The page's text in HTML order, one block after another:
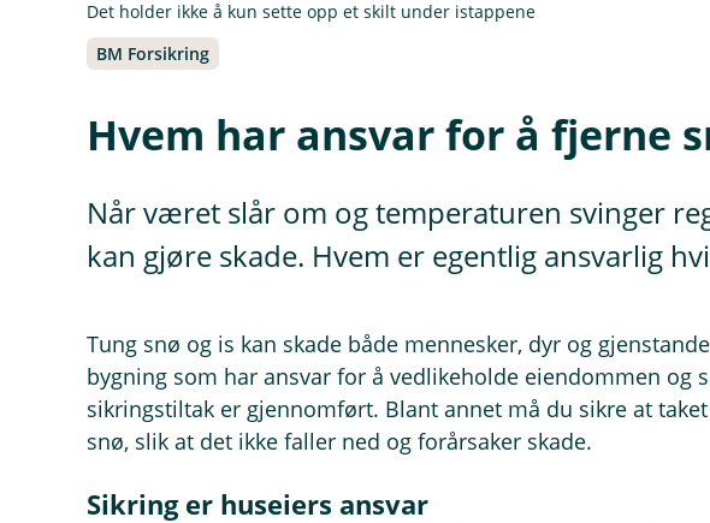
Det holder ikke å kun sette opp et skilt under istappene
BM Forsikring
Hvem har ansvar for å fjerne
Når været slår om og temperaturen svinger
kan gjøre skade. Hvem er egentlig ansvarlig
Tung snø og is kan skade både mennesker, dyr og
bygning som har ansvar for å vedlikeholde eiendommen og
sikringstiltak er gjennomført. Blant annet må du sikre at
snø, slik at det ikke faller ned og forårsaker skade.
Sikring er huseiers ansvar